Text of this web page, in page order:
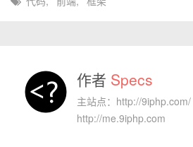
作者 Specs
主站点：http://9iphp.com/
http://me.9iphp.com